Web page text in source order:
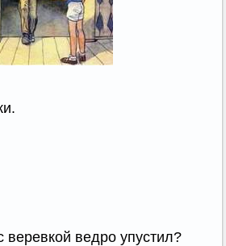
веревкой ведро упустил?